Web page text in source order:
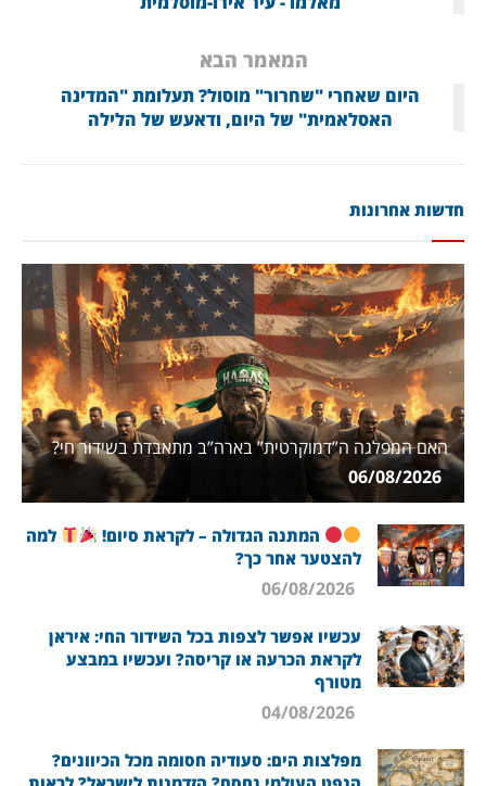
המאמר הבא
היום שאחרי "שחרור" מוסול? תעלומת "המדינה
האסלאמית" של היום, ודאעש של הלילה
חדשות אחרונות
האם המפלגה ה”דמוקרטית” בארה”ב מתאבדת בשידור חי?
06/08/2026
המתנה הגדולה – לקראת סיום!
למה
להצטער אחר כך?
עכשיו אפשר לצפות בכל השידור החי: איראן
לקראת הכרעה או קריסה? ועכשיו במבצע
מטורף
מפלצות הים: סעודיה חסומה מכל הכיוונים?